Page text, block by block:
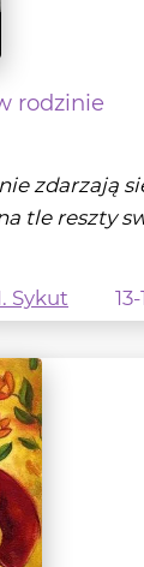
rodzinie
zdarzają
tle reszty
Sykut